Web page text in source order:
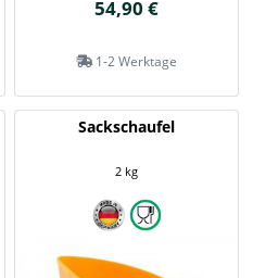
54,90 €
1-2 Werktage
Sackschaufel
2 kg